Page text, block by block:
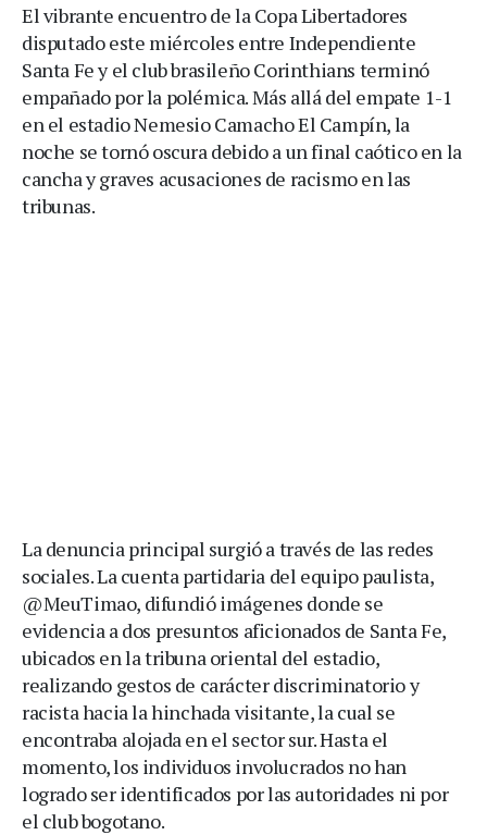
El vibrante encuentro de la Copa Libertadores
disputado este miércoles entre Independiente
Santa Fe y el club brasileño Corinthians terminó
empañado por la polémica. Más allá del empate 1-1
en el estadio Nemesio Camacho El Campín, la
noche se tornó oscura debido a un final caótico en la
cancha y graves acusaciones de racismo en las
tribunas.
La denuncia principal surgió a través de las redes
sociales. La cuenta partidaria del equipo paulista,
@MeuTimao, difundió imágenes donde se
evidencia a dos presuntos aficionados de Santa Fe,
ubicados en la tribuna oriental del estadio,
realizando gestos de carácter discriminatorio y
racista hacia la hinchada visitante, la cual se
encontraba alojada en el sector sur. Hasta el
momento, los individuos involucrados no han
logrado ser identificados por las autoridades ni por
el club bogotano.